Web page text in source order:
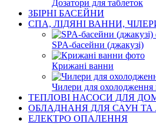
Дозатори для таблеток
ЗБІРНІ БАСЕЙНИ
СПА, ЛІДЯНІ ВАННИ,
SPA-басейни (джакузі)
Крижані ванни
Чилери для охолодження
ТЕПЛОВІ НАСОСИ ДЛЯ
ОБЛАДНАНЯ ДЛЯ САУН ТА
ЕЛЕКТРО ОПАЛЕННЯ